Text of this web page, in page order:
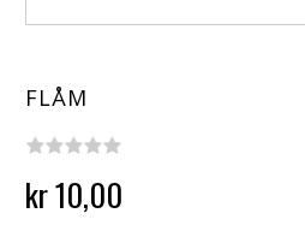
FLÅM
kr 10,00